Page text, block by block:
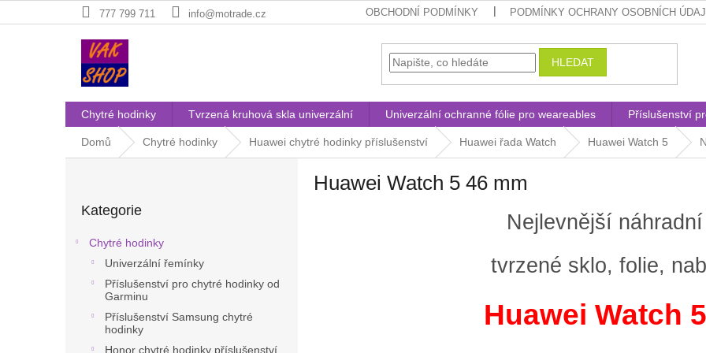
na
777 799 711 info@motrade.cz OBCHODNÍ PODMÍNKY PODMÍNKY OCHRANY OSOBNÍCH
HLEDAT
Chytré hodinky Tvrzená kruhová skla univerzální Univerzální ochranné fólie pro weareables Příslušenství
Domů Chytré hodinky Huawei chytré hodinky příslušenství Huawei řada Watch Huawei Watch 5
kategorie
Kategorie
Chytré hodinky
Univerzální řemínky
Příslušenství pro chytré hodinky od
Garminu
Příslušenství Samsung chytré
hodinky
Honor chytré hodinky příslušenství
Huawei Watch 5 46 mm
Nejlevnější
tvrzené sklo, folie,
Huawei Watch